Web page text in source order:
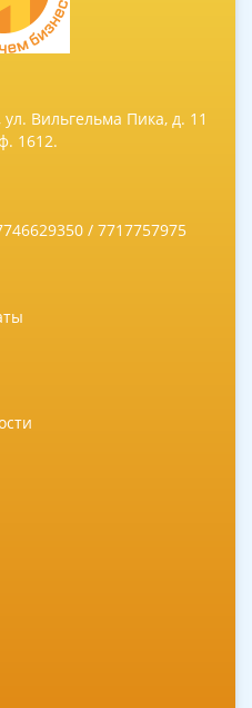
Вильгельма Пика, д. 11
1612.
/ 7717757975